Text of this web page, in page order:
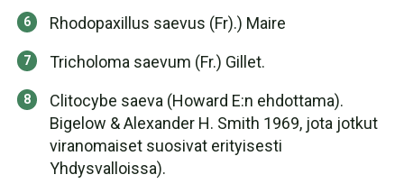
Rhodopaxillus saevus (Fr).) Maire
Tricholoma saevum (Fr.) Gillet.
Clitocybe saeva (Howard E:n ehdottama).
Bigelow & Alexander H. Smith 1969, jota jotkut
viranomaiset suosivat erityisesti
Yhdysvalloissa).